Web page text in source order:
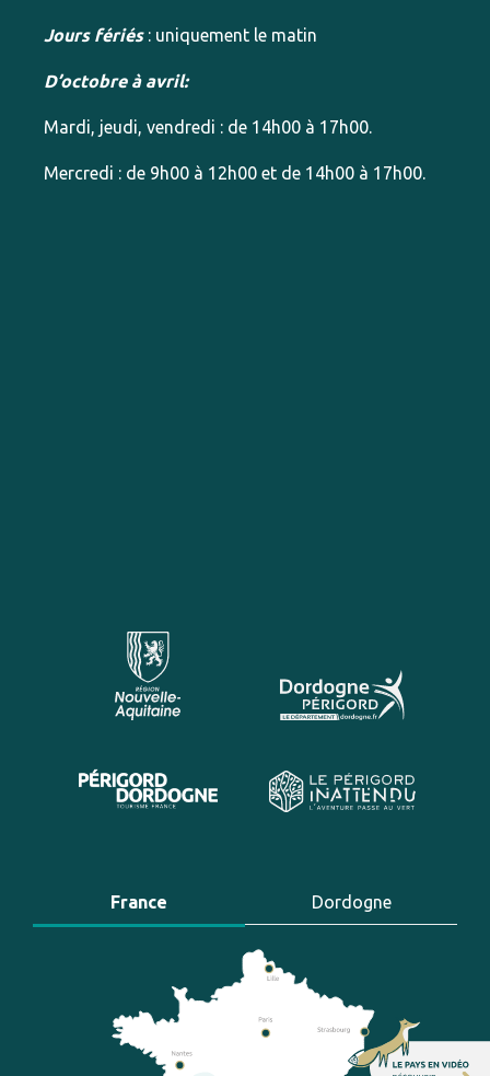
Jours fériés: uniquement le matin
D’octobre à avril:
Mardi, jeudi, vendredi : de 14h00 à 17h00.
Mercredi : de 9h00 à 12h00 et de 14h00 à 17h00.
France Dordogne